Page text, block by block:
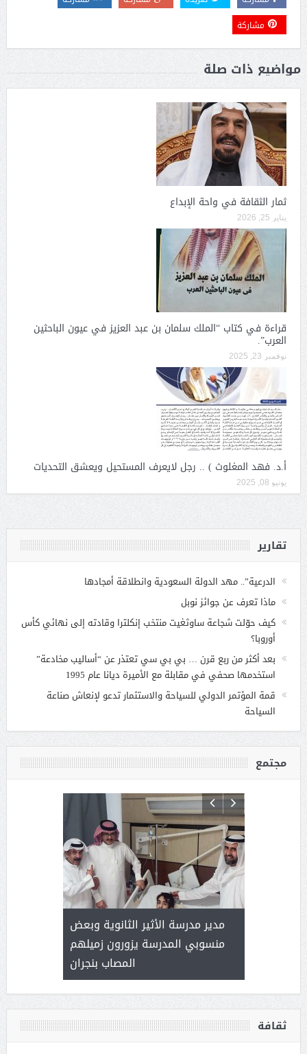
مشاركة
مواضيع ذات صلة
ثمار الثقافة في واحة الإبداع
يناير 25, 2026
قراءة في كتاب “الملك سلمان بن عبد العزيز في عيون الباحثين
العرب”.
نوفمبر 23, 2025
أ.د. فهد المغلوث ) .. رجل لايعرف المستحيل ويعشق التحديات
يونيو 08, 2025
تقارير
الدرعية”.. مهد الدولة السعودية وانطلاقة أمجادها
ماذا تعرف عن جوائز نوبل
كيف حوّلت شجاعة ساوثغيت منتخب إنكلترا وقادته إلى نهائي كأس
أوروبا؟
بعد أكثر من ربع قرن … بي بي سي تعتذر عن “أساليب مخادعة”
استخدمها صحفي في مقابلة مع الأميرة ديانا عام 1995
قمة المؤتمر الدولي للسياحة والاستثمار تدعو لإنعاش صناعة
السياحة
مجتمع
( محمد
مدير مدرسة الأثير الثانوية وبعض
منسوبي المدرسة يزورون زميلهم
المصاب بنجران
ثقافة